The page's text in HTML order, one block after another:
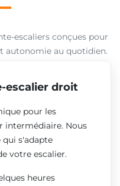
escaliers conçues pour
autonomie au quotidien.
escalier droit
pour les
intermédiaire. Nous
qui s'adapte
votre escalier.
heures